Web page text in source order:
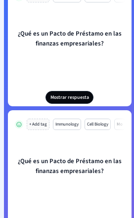
¿Qué es un Pacto de Préstamo en las
finanzas empresariales?
Mostrar respuesta
+ Add tag Immunology Cell Biology Mo
¿Qué es un Pacto de Préstamo en las
finanzas empresariales?